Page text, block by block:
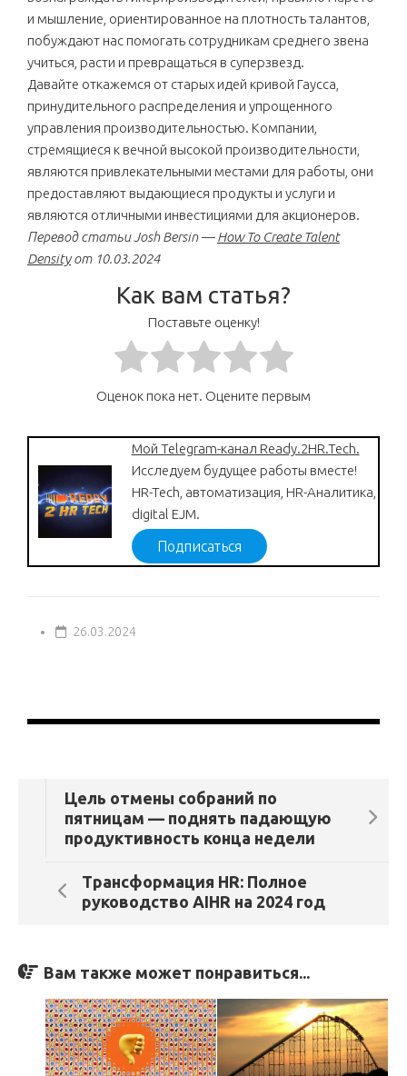
и мышление, ориентированное на плотность талантов,
побуждают нас помогать сотрудникам среднего звена
учиться, расти и превращаться в суперзвезд.
Давайте откажемся от старых идей кривой Гаусса,
принудительного распределения и упрощенного
управления производительностью. Компании,
стремящиеся к вечной высокой производительности,
являются привлекательными местами для работы, они
предоставляют выдающиеся продукты и услуги и
являются отличными инвестициями для акционеров.
Перевод статьи Josh Bersin —How To Create Talent
Densityот 10.03.2024
Как вам статья?
Поставьте оценку!
Оценок пока нет. Оцените первым
Мой Telegram-канал Ready.2HR.Tech.
Исследуем будущее работы вместе!
HR-Tech, автоматизация, HR-Аналитика,
digital EJM.
Подписаться
26.03.2024
Цель отмены собраний по
пятницам — поднять падающую
продуктивность конца недели
Трансформация HR: Полное
руководство AIHR на 2024 год
Вам также может понравиться...